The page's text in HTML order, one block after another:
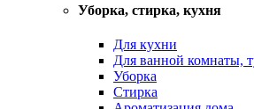
Уборка, стирка, кухня
Для кухни
Для ванной комнаты,
Уборка
Стирка